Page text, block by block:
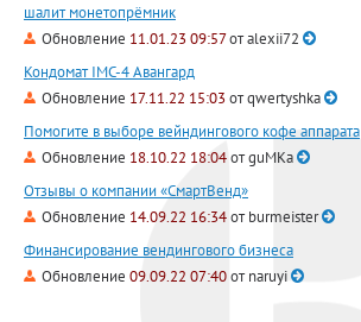
шалит монетопрёмник
Обновление 11.01.23 09:57отalexii72
Кондомат IMC-4 Авангард
Обновление 17.11.22 15:03 отqwertyshka
Помогите в выборе вейндингового кофе аппарата
Обновление 18.10.22 18:04отguMKa
Отзывы о компании «СмартВенд»
Обновление 14.09.22 16:34отburmeister
Финансирование вендингового бизнеса
Обновление 09.09.22 07:40отnaruyi